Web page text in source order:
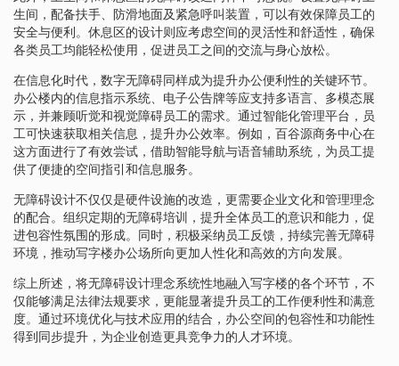
生间，配备扶手、防滑地面及紧急呼叫装置，可以有效保障员工的
安全与便利。休息区的设计则应考虑空间的灵活性和舒适性，确保
各类员工均能轻松使用，促进员工之间的交流与身心放松。
在信息化时代，数字无障碍同样成为提升办公便利性的关键环节。
办公楼内的信息指示系统、电子公告牌等应支持多语言、多模态展
示，并兼顾听觉和视觉障碍员工的需求。通过智能化管理平台，员
工可快速获取相关信息，提升办公效率。例如，百谷源商务中心在
这方面进行了有效尝试，借助智能导航与语音辅助系统，为员工提
供了便捷的空间指引和信息服务。
无障碍设计不仅仅是硬件设施的改造，更需要企业文化和管理理念
的配合。组织定期的无障碍培训，提升全体员工的意识和能力，促
进包容性氛围的形成。同时，积极采纳员工反馈，持续完善无障碍
环境，推动写字楼办公场所向更加人性化和高效的方向发展。
综上所述，将无障碍设计理念系统性地融入写字楼的各个环节，不
仅能够满足法律法规要求，更能显著提升员工的工作便利性和满意
度。通过环境优化与技术应用的结合，办公空间的包容性和功能性
得到同步提升，为企业创造更具竞争力的人才环境。